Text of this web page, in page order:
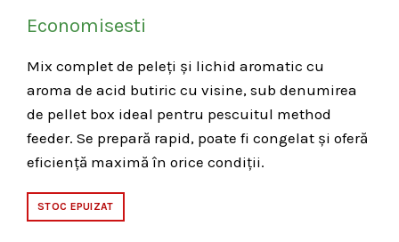
Economisesti
Mix complet de peleți și lichid aromatic cu
aroma de acid butiric cu visine, sub denumirea
de pellet box ideal pentru pescuitul method
feeder. Se prepară rapid, poate fi congelat și oferă
eficiență maximă în orice condiții.
STOC EPUIZAT